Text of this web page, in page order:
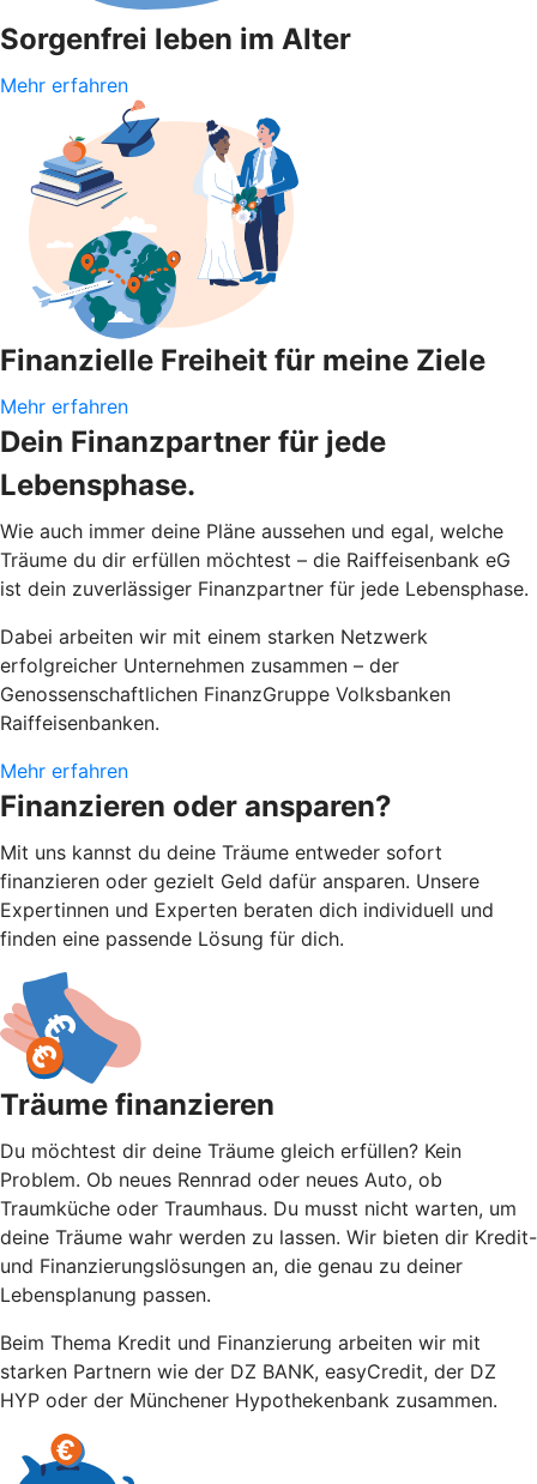
Sorgenfrei leben im Alter
Mehr erfahren
Finanzielle Freiheit für meine Ziele
Mehr erfahren
Dein Finanzpartner für jede
Lebensphase.
Wie auch immer deine Pläne aussehen und egal, welche
Träume du dir erfüllen möchtest – die Raiffeisenbank eG
ist dein zuverlässiger Finanzpartner für jede Lebensphase.
Dabei arbeiten wir mit einem starken Netzwerk
erfolgreicher Unternehmen zusammen – der
Genossenschaftlichen FinanzGruppe Volksbanken
Raiffeisenbanken.
Mehr erfahren
Finanzieren oder ansparen?
Mit uns kannst du deine Träume entweder sofort
finanzieren oder gezielt Geld dafür ansparen. Unsere
Expertinnen und Experten beraten dich individuell und
finden eine passende Lösung für dich.
Träume finanzieren
Du möchtest dir deine Träume gleich erfüllen? Kein
Problem. Ob neues Rennrad oder neues Auto, ob
Traumküche oder Traumhaus. Du musst nicht warten, um
deine Träume wahr werden zu lassen. Wir bieten dir Kredit-
und Finanzierungslösungen an, die genau zu deiner
Lebensplanung passen.
Beim Thema Kredit und Finanzierung arbeiten wir mit
starken Partnern wie der DZ BANK, easyCredit, der DZ
HYP oder der Münchener Hypothekenbank zusammen.